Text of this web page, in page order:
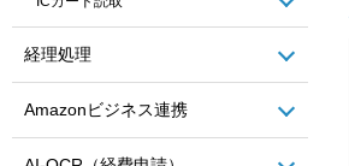
経理処理
Amazonビジネス連携